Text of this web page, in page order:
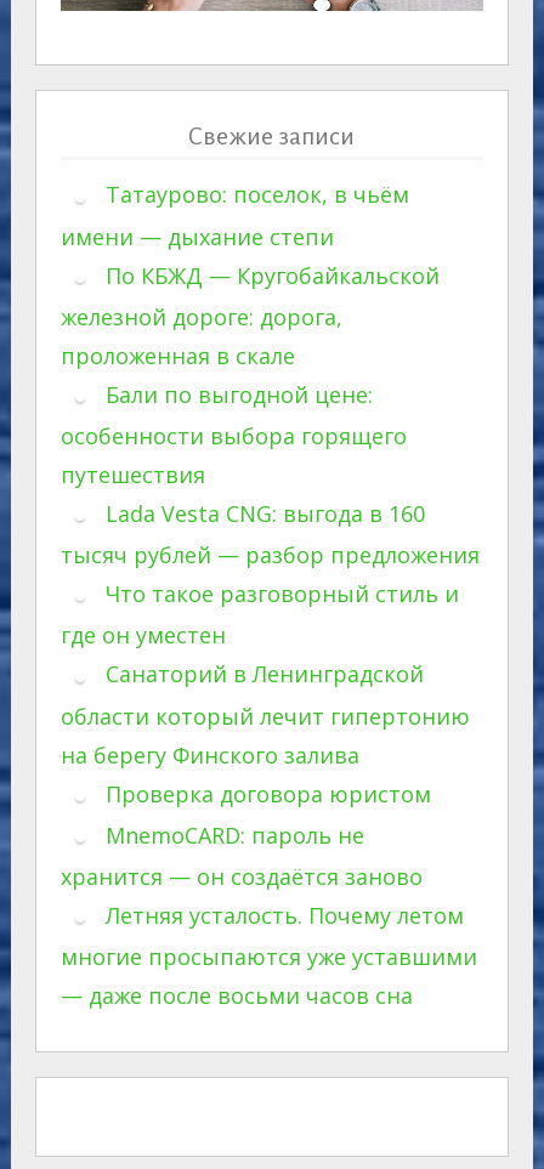
Свежие записи
Татаурово: поселок, в чьём
имени — дыхание степи
По КБЖД — Кругобайкальской
железной дороге: дорога,
проложенная в скале
Бали по выгодной цене:
особенности выбора горящего
путешествия
Lada Vesta CNG: выгода в 160
тысяч рублей — разбор предложения
Что такое разговорный стиль и
где он уместен
Санаторий в Ленинградской
области который лечит гипертонию
на берегу Финского залива
Проверка договора юристом
MnemoCARD: пароль не
хранится — он создаётся заново
Летняя усталость. Почему летом
многие просыпаются уже уставшими
— даже после восьми часов сна